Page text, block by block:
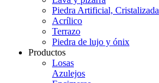
Piedra Artificial, Cristalizada
Acrílico
Terrazo
Piedra de lujo y ónix
Productos
Losas
Azulejos